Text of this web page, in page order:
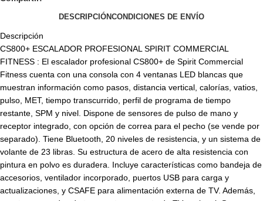
DESCRIPCIÓNCONDICIONES DE ENVÍO
Descripción
CS800+ ESCALADOR PROFESIONAL SPIRIT COMMERCIAL
FITNESS : El escalador profesional CS800+ de Spirit Commercial
Fitness cuenta con una consola con 4 ventanas LED blancas que
muestran información como pasos, distancia vertical, calorías, vatios,
pulso, MET, tiempo transcurrido, perfil de programa de tiempo
restante, SPM y nivel. Dispone de sensores de pulso de mano y
receptor integrado, con opción de correa para el pecho (se vende por
separado). Tiene Bluetooth, 20 niveles de resistencia, y un sistema de
volante de 23 libras. Su estructura de acero de alta resistencia con
pintura en polvo es duradera. Incluye características como bandeja de
accesorios, ventilador incorporado, puertos USB para carga y
actualizaciones, y CSAFE para alimentación externa de TV. Además,